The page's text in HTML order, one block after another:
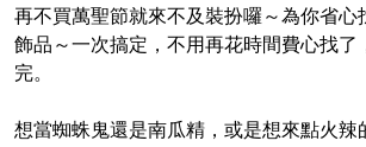
再不買萬聖節就來不及裝扮囉～為你省心
飾品～一次搞定，不用再花時間費心找了
完。
想當蜘蛛鬼還是南瓜精，或是想來點火辣